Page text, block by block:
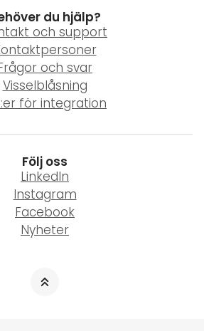
du hjälp?
och support
och svar
Visselblåsning
för integration
Följ oss
LinkedIn
Instagram
Facebook
Nyheter